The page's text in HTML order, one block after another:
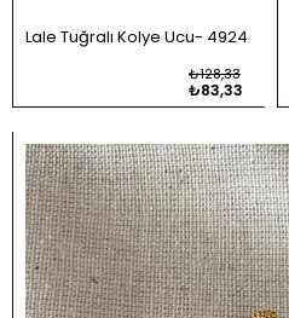
Lale Tuğralı Kolye Ucu 4924
₺83,33
₺128,33